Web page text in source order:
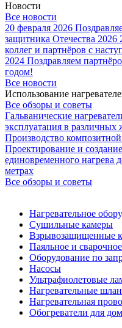
Новости
Все новости
20 февраля 2026
защитника Отечества 2026
коллег и партнёров с
2024 Поздравляем
годом!
Все новости
Использование
Все обзоры и советы
Гальванические
эксплуатация в различных
Производство
Проектирование и
единовременного нагрева
метрах
Все обзоры и советы
Нагревательное
Сушильные камеры
Взрывозащищенные
Паяльное и
Оборудование по
Насосы
Ультрафиолетовые
Нагревательные
Нагревательная
Обогреватели для